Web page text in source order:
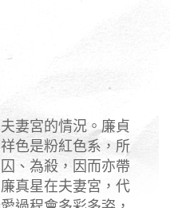
妻宮的情況。廉貞
色是粉紅色系，所
、為殺，因而亦帶
真星在夫妻宮，代